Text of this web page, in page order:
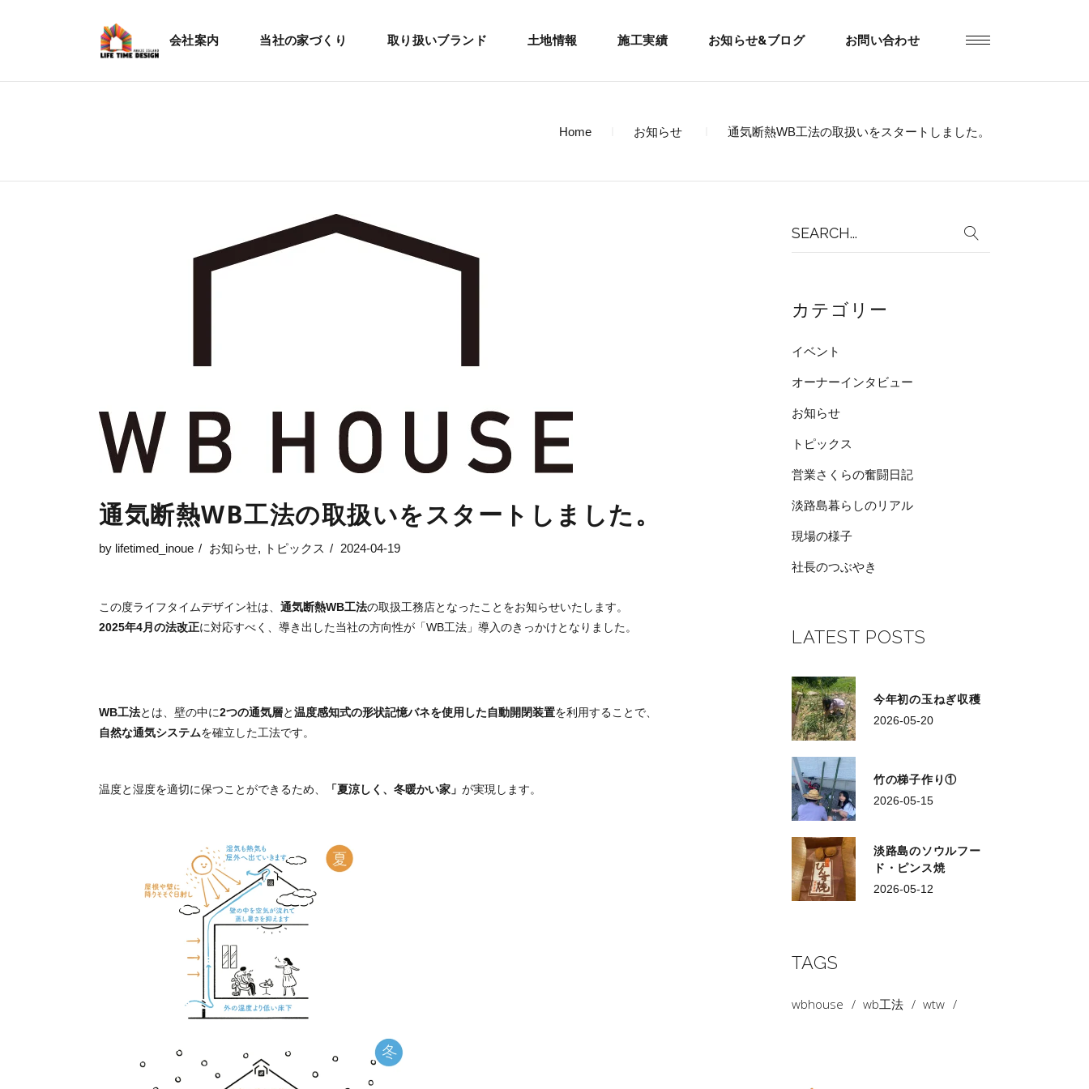
会社案内 当社の家づくり 取り扱いブランド 土地情報 施工実績 お知らせ&ブログ お問い合わせ
Home お知らせ 通気断熱WB工法の取扱いをスタートしました。
通気断熱WB工法の取扱いをスタートしました。
by lifetimed_inoue お知らせ, トピックス 2024-04-19
この度ライフタイムデザイン社は、 通気断熱WB工法の取扱工務店となったことをお知らせいたします。
2025年4月の法改正に対応すべく、導き出した当社の方向性が「WB工法」導入のきっかけとなりました。
WB工法とは、壁の中に2つの通気層と温度感知式の形状記憶バネを使用した自動開閉装置を利用することで、
自然な通気システムを確立した工法です。
温度と湿度を適切に保つことができるため、 「夏涼しく、冬暖かい家」 が実現します。
カテゴリー
イベント
オーナーインタビュー
お知らせ
トピックス
営業さくらの奮闘日記
淡路島暮らしのリアル
現場の様子
社長のつぶやき
LATEST POSTS
今年初の玉ねぎ収穫
2026-05-20
竹の梯子作り①
2026-05-15
淡路島のソウルフー
ド・ピンス焼
2026-05-12
TAGS
wbhouse wb工法 wtw